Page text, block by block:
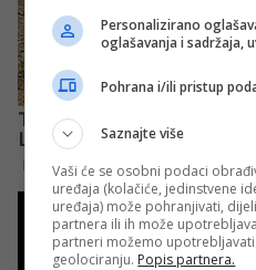
Personalizirano
oglašavanja i sadržaja,
Pohrana i/ili pristup
Saznajte više
Vaši će se osobni podaci
uređaja (kolačiće, jedinstvene
uređaja) može pohranjivati,
partnera ili ih može
partneri možemo
geolociranju. Popis partnera.